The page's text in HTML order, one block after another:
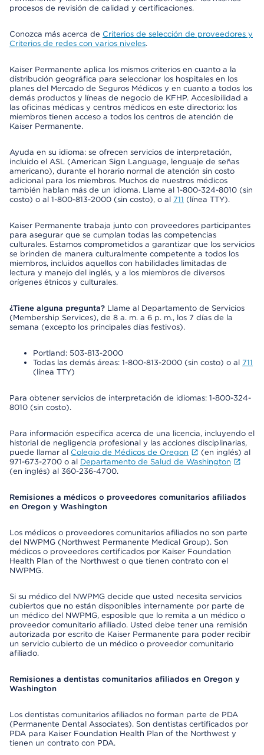
procesos de revisión de calidad y certificaciones.
Conozca más acerca de Criterios de selección de proveedores y
Criterios de redes con varios niveles.
Kaiser Permanente aplica los mismos criterios en cuanto a la
distribución geográfica para seleccionar los hospitales en los
planes del Mercado de Seguros Médicos y en cuanto a todos los
demás productos y líneas de negocio de KFHP. Accesibilidad a
las oficinas médicas y centros médicos en este directorio: los
miembros tienen acceso a todos los centros de atención de
Kaiser Permanente.
Ayuda en su idioma: se ofrecen servicios de interpretación,
incluido el ASL (American Sign Language, lenguaje de señas
americano), durante el horario normal de atención sin costo
adicional para los miembros. Muchos de nuestros médicos
también hablan más de un idioma. Llame al 1-800-324-8010 (sin
costo) o al 1-800-813-2000 (sin costo), o al 711 (línea TTY).
Kaiser Permanente trabaja junto con proveedores participantes
para asegurar que se cumplan todas las competencias
culturales. Estamos comprometidos a garantizar que los servicios
se brinden de manera culturalmente competente a todos los
miembros, incluidos aquellos con habilidades limitadas de
lectura y manejo del inglés, y a los miembros de diversos
orígenes étnicos y culturales.
¿Tiene alguna pregunta? Llame al Departamento de Servicios
(Membership Services), de 8 a. m. a 6 p. m., los 7 días de la
semana (excepto los principales días festivos).
Portland: 503-813-2000
Todas las demás áreas: 1-800-813-2000 (sin costo) o al 711
(línea TTY)
Para obtener servicios de interpretación de idiomas: 1-800-324-
8010 (sin costo).
Para información específica acerca de una licencia, incluyendo el
historial de negligencia profesional y las acciones disciplinarias,
puede llamar al Colegio de Médicos de Oregon
(en inglés) al
971-673-2700 o al Departamento de Salud de Washington
(en inglés) al 360-236-4700.
Remisiones a médicos o proveedores comunitarios afiliados
en Oregon y Washington
Los médicos o proveedores comunitarios afiliados no son parte
del NWPMG (Northwest Permanente Medical Group). Son
médicos o proveedores certificados por Kaiser Foundation
Health Plan of the Northwest o que tienen contrato con el
NWPMG.
Si su médico del NWPMG decide que usted necesita servicios
cubiertos que no están disponibles internamente por parte de
un médico del NWPMG, esposible que lo remita a un médico o
proveedor comunitario afiliado. Usted debe tener una remisión
autorizada por escrito de Kaiser Permanente para poder recibir
un servicio cubierto de un médico o proveedor comunitario
afiliado.
Remisiones a dentistas comunitarios afiliados en Oregon y
Washington
Los dentistas comunitarios afiliados no forman parte de PDA
(Permanente Dental Associates). Son dentistas certificados por
PDA para Kaiser Foundation Health Plan of the Northwest y
tienen un contrato con PDA.